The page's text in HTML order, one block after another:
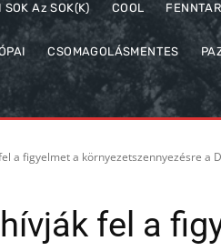
SOK Az SOK(K) COOL
CSOMAGOLÁSMENTES
a figyelmet a környezetszennyezésre a
fel a